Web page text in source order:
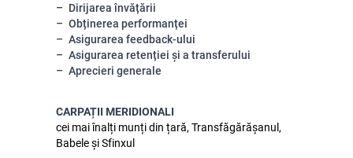
Dirijarea învățării
Obținerea performanței
Asigurarea feedback-ului
Asigurarea retenției și a transferului
Aprecieri generale
CARPAȚII MERIDIONALI
cei mai înalți munți din țară, Transfăgărășanul,
Babele și Sfinxul